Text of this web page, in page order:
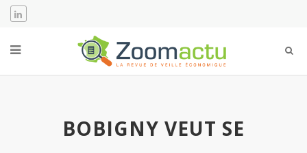
BOBIGNY VEUT SE